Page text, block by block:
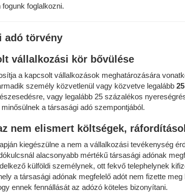
fogunk foglalkozni.
adó törvény
vállalkozási kör bővülése
a kapcsolt vállalkozások meghatározására
személy közvetlenül vagy közvetve legalább
vagy legalább 25 százalékos
a társasági adó szempontjából.
nem elismert költségek,
kiegészülne a nem a vállalkozási tevékenység
alacsonyabb mértékű társasági adónak
külföldi személynek, ott fekvő telephelynek
a társasági adónak megfelelő adót nem fizette
ennek fennállását az adózó köteles bizonyítani.